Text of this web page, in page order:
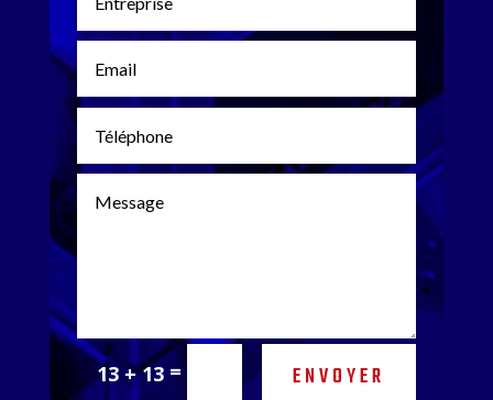
13 + 13 = ENVOYER